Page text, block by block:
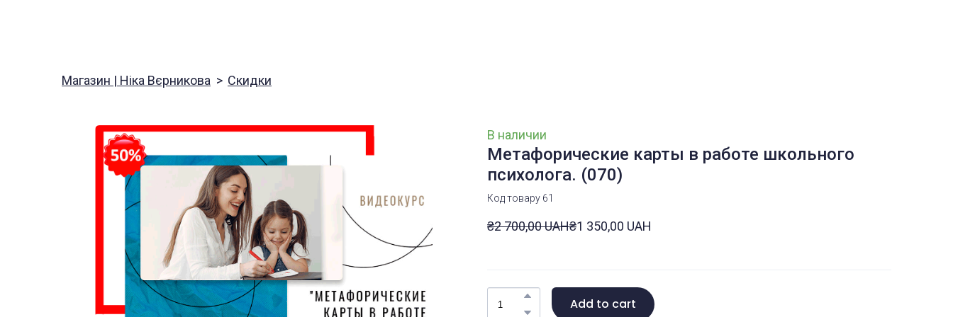
Магазин | Ніка Вєрникова Скидки
В наличии
Метафорические карты в работе школьного
психолога. (070)
Код товару 61
₴2 700,00 UAH₴1 350,00 UAH
Add to cart